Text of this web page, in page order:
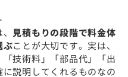
見積もりの段階で料金体
ぶことが大切です。実は、
技術料」「部品代」「出
説明してくれるものなの